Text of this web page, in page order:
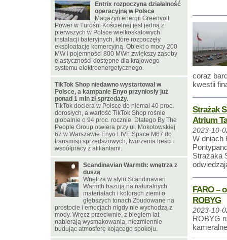
coraz
kwestii
Strażak
Atrium
2023-10-
W dniach
Strażaka
FARO –
ROBYG
2023-10-
ROBYG
Entrix rozpoczyna działalność
operacyjną w Polsce
Magazyn energii Greenvolt
Power w Turośni Kościelnej jest jedną z
pierwszych w Polsce wielkoskalowych
instalacji bateryjnych, które rozpoczęły
eksploatację komercyjną. Obiekt o mocy 200
MW i pojemności 800 MWh zwiększy zasoby
elastyczności dostępne dla krajowego
systemu elektroenergetycznego.
TikTok Shop niedawno wystartował w
Polsce, a kampanie Enyo przyniosły już
ponad 1 mln zł sprzedaży.
TikTok dociera w Polsce do niemal 40 proc.
dorosłych, a wartość TikTok Shop rośnie
globalnie o 94 proc. rocznie. Dlatego By The
People Group otwiera przy ul. Mokotowskiej
67 w Warszawie Enyo LIVE Space M67 do
transmisji sprzedażowych, tworzenia treści i
współpracy z afiliantami.
Scandinavian Warmth: wnętrza z
duszą
Wnętrza w stylu Scandinavian
Warmth bazują na naturalnych
materiałach i kolorach ziemi o
głębszych tonach Zbudowane na
prostocie i emocjach nigdy nie wychodzą z
mody. Wręcz przeciwnie, z biegiem lat
nabierają wysmakowania, niezmiennie
budując atmosferę kojącego spokoju.